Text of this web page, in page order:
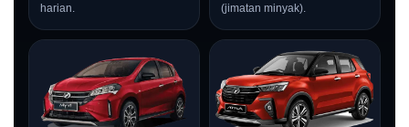
harian.
(jimatan minyak).